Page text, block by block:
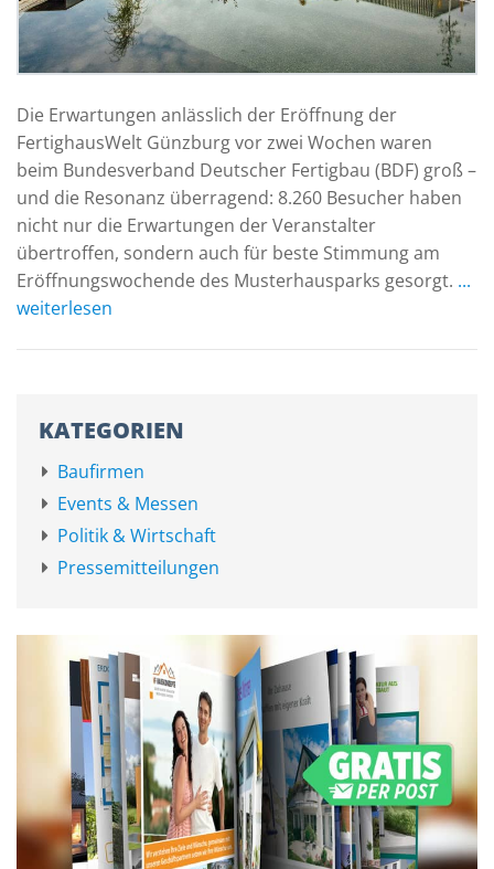
Die Erwartungen anlässlich der Eröffnung der
FertighausWelt Günzburg vor zwei Wochen waren
beim Bundesverband Deutscher Fertigbau (BDF) groß –
und die Resonanz überragend: 8.260 Besucher haben
nicht nur die Erwartungen der Veranstalter
übertroffen, sondern auch für beste Stimmung am
Eröffnungswochende des Musterhausparks gesorgt. ...
weiterlesen
KATEGORIEN
Baufirmen
Events & Messen
Politik & Wirtschaft
Pressemitteilungen